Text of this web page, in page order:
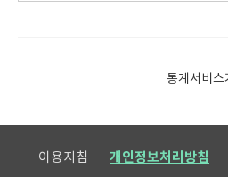
통계서비스
이용지침 개인정보처리방침